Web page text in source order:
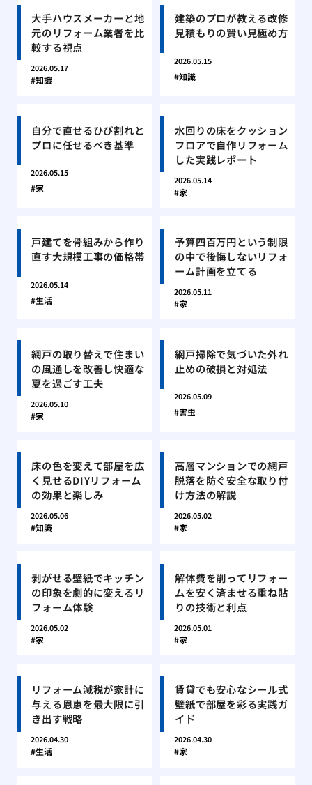
大手ハウスメーカーと地
元のリフォーム業者を比
較する視点
2026.05.17
知識
建築のプロが教える改修
見積もりの賢い見極め方
2026.05.15
知識
自分で直せるひび割れと
プロに任せるべき基準
2026.05.15
家
水回りの床をクッション
フロアで自作リフォーム
した実践レポート
2026.05.14
家
戸建てを骨組みから作り
直す大規模工事の価格帯
2026.05.14
生活
予算四百万円という制限
の中で後悔しないリフォ
ーム計画を立てる
2026.05.11
家
網戸の取り替えで住まい
の風通しを改善し快適な
夏を過ごす工夫
2026.05.10
家
網戸掃除で気づいた外れ
止めの破損と対処法
2026.05.09
害虫
床の色を変えて部屋を広
く見せるDIYリフォーム
の効果と楽しみ
2026.05.06
知識
高層マンションでの網戸
脱落を防ぐ安全な取り付
け方法の解説
2026.05.02
家
剥がせる壁紙でキッチン
の印象を劇的に変えるリ
フォーム体験
2026.05.02
家
解体費を削ってリフォー
ムを安く済ませる重ね貼
りの技術と利点
2026.05.01
家
リフォーム減税が家計に
与える恩恵を最大限に引
き出す戦略
2026.04.30
生活
賃貸でも安心なシール式
壁紙で部屋を彩る実践ガ
イド
2026.04.30
家